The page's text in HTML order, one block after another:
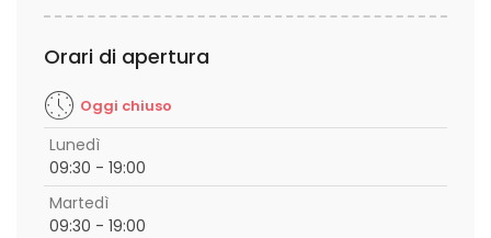
Orari di apertura
Oggi chiuso
Lunedì
09:30 - 19:00
Martedì
09:30 - 19:00